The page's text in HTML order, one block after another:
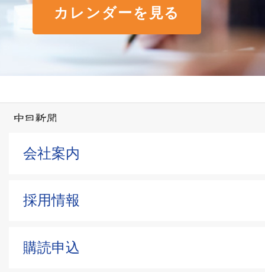
カレンダーを見る
会社案内
採用情報
購読申込